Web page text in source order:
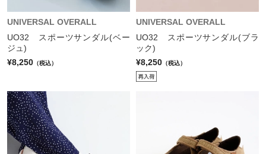
UNIVERSAL OVERALL
UO32 スポーツサンダル(ベー
ジュ)
¥8,250 （税込）
UNIVERSAL OVERALL
UO32 スポーツサンダル(ブラ
ック)
¥8,250 （税込）